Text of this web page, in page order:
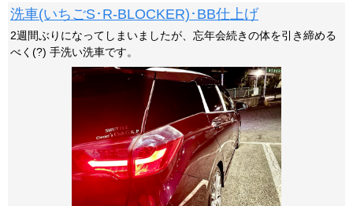
洗車(いちごS･R-BLOCKER)･BB仕上げ
2週間ぶりになってしまいましたが、忘年会続きの体を引き締める
べく(?) 手洗い洗車です。